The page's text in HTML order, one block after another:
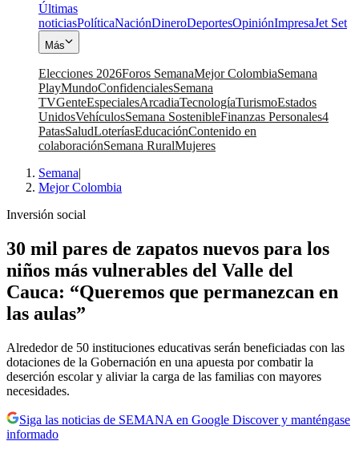
Últimas
noticiasPolíticaNaciónDineroDeportesOpiniónImpresaJet Set
Más
Elecciones 2026Foros SemanaMejor ColombiaSemana
PlayMundoConfidencialesSemana
TVGenteEspecialesArcadiaTecnologíaTurismoEstados
UnidosVehículosSemana SostenibleFinanzas Personales4
PatasSaludLoteríasEducaciónContenido en
colaboraciónSemana RuralMujeres
Semana|
Mejor Colombia
Inversión social
30 mil pares de zapatos nuevos para los
niños más vulnerables del Valle del
Cauca: “Queremos que permanezcan en
las aulas”
Alrededor de 50 instituciones educativas serán beneficiadas con las
dotaciones de la Gobernación en una apuesta por combatir la
deserción escolar y aliviar la carga de las familias con mayores
necesidades.
Siga las noticias de SEMANA en Google Discover y manténgase
informado